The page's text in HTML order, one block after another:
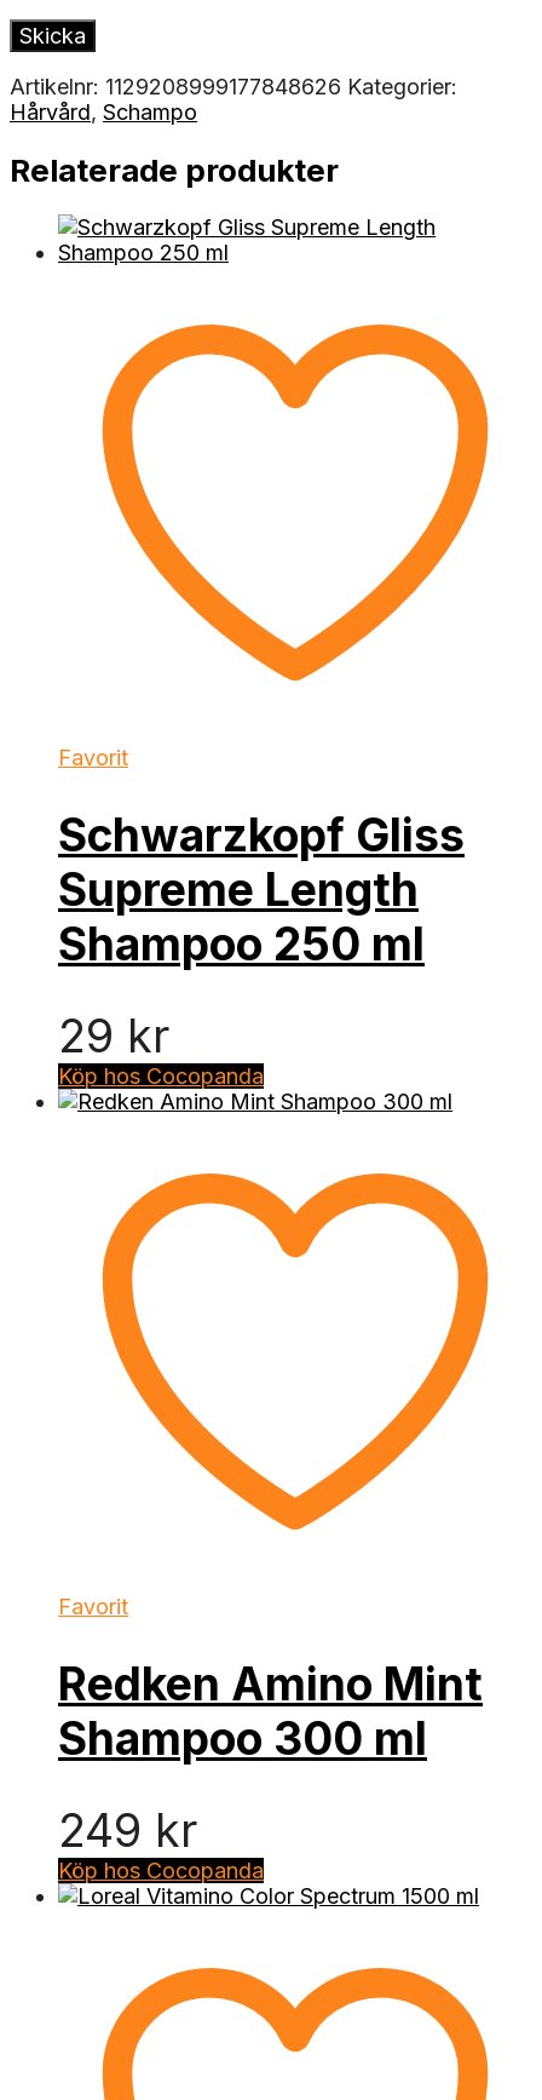
Artikelnr: 1129208999177848626 Kategorier:
Hårvård, Schampo
Relaterade produkter
Favorit
Schwarzkopf Gliss
Supreme Length
Shampoo 250 ml
29 kr
Köp hos Cocopanda
Favorit
Redken Amino Mint
Shampoo 300 ml
249 kr
Köp hos Cocopanda